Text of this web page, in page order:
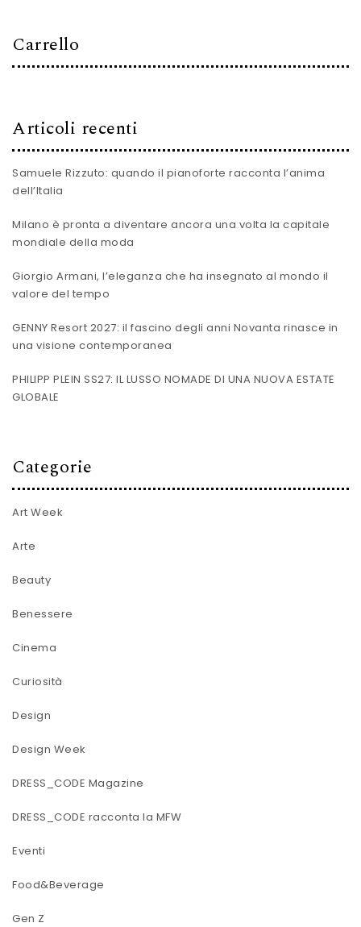
Carrello
Articoli recenti
Samuele Rizzuto: quando il pianoforte racconta l’anima
dell’Italia
Milano è pronta a diventare ancora una volta la capitale
mondiale della moda
Giorgio Armani, l’eleganza che ha insegnato al mondo il
valore del tempo
GENNY Resort 2027: il fascino degli anni Novanta rinasce in
una visione contemporanea
PHILIPP PLEIN SS27: IL LUSSO NOMADE DI UNA NUOVA ESTATE
GLOBALE
Categorie
Art Week
Arte
Beauty
Benessere
Cinema
Curiosità
Design
Design Week
DRESS_CODE Magazine
DRESS_CODE racconta la MFW
Eventi
Food&Beverage
Gen Z